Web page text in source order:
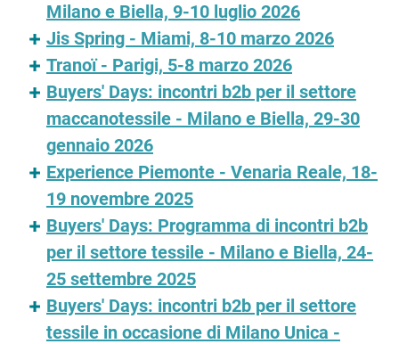
Milano e Biella, 9-10 luglio 2026
Jis Spring - Miami, 8-10 marzo 2026
Tranoï - Parigi, 5-8 marzo 2026
Buyers' Days: incontri b2b per il settore
maccanotessile - Milano e Biella, 29-30
gennaio 2026
Experience Piemonte - Venaria Reale, 18-
19 novembre 2025
Buyers' Days: Programma di incontri b2b
per il settore tessile - Milano e Biella, 24-
25 settembre 2025
Buyers' Days: incontri b2b per il settore
tessile in occasione di Milano Unica -